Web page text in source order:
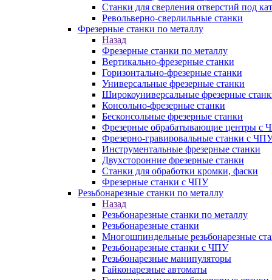
Станки для сверления отверстий под
Револьверно-сверлильные станки
Фрезерные станки по металлу
Назад
Фрезерные станки по металлу
Вертикально-фрезерные станки
Горизонтально-фрезерные станки
Универсальные фрезерные станки
Широкоуниверсальные фрезерные
Консольно-фрезерные станки
Бесконсольные фрезерные станки
Фрезерные обрабатывающие центры с
Фрезерно-гравировальные станки с
Инструментальные фрезерные станки
Двухсторонние фрезерные станки
Станки для обработки кромки, фаски
Фрезерные станки с ЧПУ
Резьбонарезные станки по металлу
Назад
Резьбонарезные станки по металлу
Резьбонарезные станки
Многошпиндельные резьбонарезные
Резьбонарезные станки с ЧПУ
Резьбонарезные манипуляторы
Гайконарезные автоматы